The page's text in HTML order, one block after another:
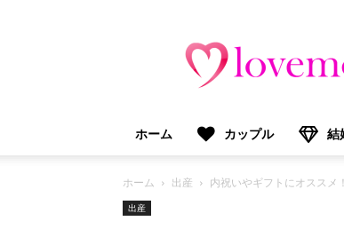
モ）：
プ
マ
ホーム カップル 結
ホーム 出産 内祝いやギフトにオススメ
出産